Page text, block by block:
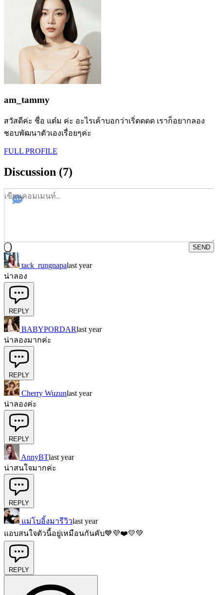
am_tammy
สวัสดีค่ะ ชื่อ แต๋ม ค่ะ อะไรเค้าบอกว่าเริ่ดดดด เราก็อยากลอง
ชอบพัฒนาตัวเองเรื่อยๆค่ะ
FULL PROFILE
Discussion (7)
SEND
tack_rungnapalast year
น่าลอง
REPLY
BABYPORDARlast year
น่าลองมากค่ะ
REPLY
Cherry Wuzunlast year
น่าลองค่ะ
REPLY
AnnyBTlast year
น่าสนใจมากค่ะ
REPLY
แม่โบอิ้งมารีวิวlast year
แอบสนใจตัวนี้อยู่เหมือนกันคับ💙💜❤️💛💚
REPLY